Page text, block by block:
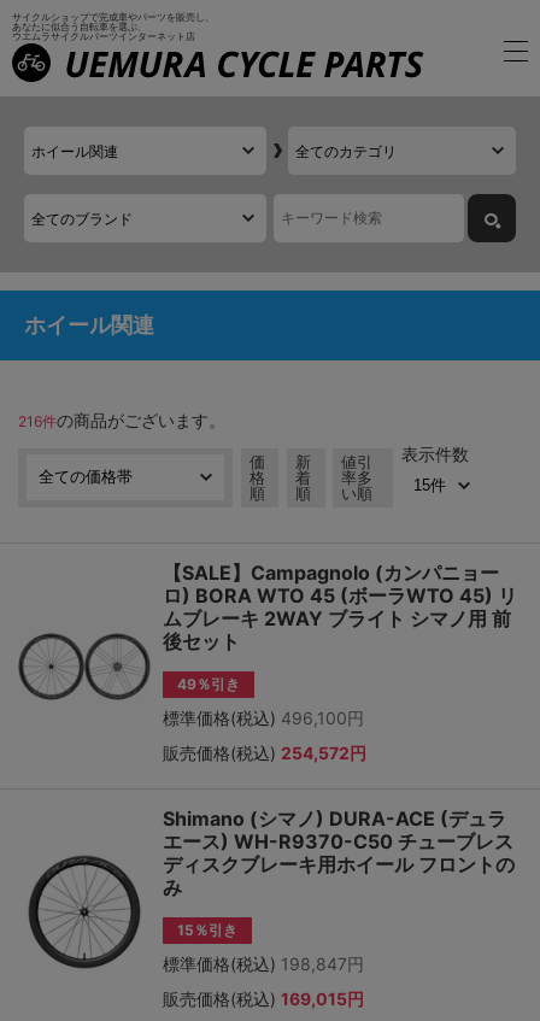
サイクルショップで完成車やパーツを販売し、
あなたに似合う自転車を選ぶ、
ウエムラサイクルパーツインターネット店
ホイール関連
216件の商品がございます。
価
格
順
新
着
順
値引
率多
い順
表示件数
【SALE】Campagnolo (カンパニョー
ロ) BORA WTO 45 (ボーラWTO 45) リ
ムブレーキ 2WAY ブライト シマノ用 前
後セット
49％引き
標準価格(税込) 496,100円
販売価格(税込) 254,572円
Shimano (シマノ) DURA-ACE (デュラ
エース) WH-R9370-C50 チューブレス
ディスクブレーキ用ホイール フロントの
み
15％引き
標準価格(税込) 198,847円
販売価格(税込) 169,015円